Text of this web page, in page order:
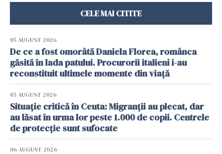
CELE MAI CITITE
05 AUGUST 2026
De ce a fost omorâtă Daniela Florea, românca
găsită în lada patului. Procurorii italieni i-au
reconstituit ultimele momente din viață
05 AUGUST 2026
Situație critică în Ceuta: Migranții au plecat, dar
au lăsat în urma lor peste 1.000 de copii. Centrele
de protecție sunt sufocate
06 AUGUST 2026